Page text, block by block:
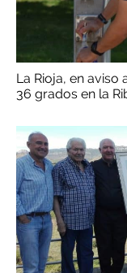
La Rioja, en
36 grados en la